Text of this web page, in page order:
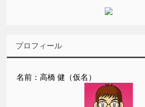
プロフィール
名前：高橋 健（仮名）